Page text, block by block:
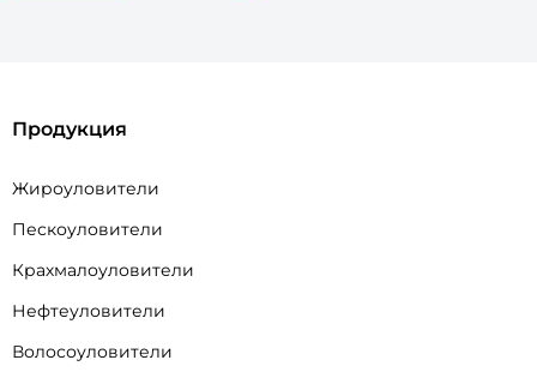
Продукция
Жироуловители
Пескоуловители
Крахмалоуловители
Нефтеуловители
Волосоуловители